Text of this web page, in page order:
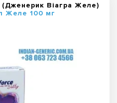
(Дженерик Віагра Желе)
Желе 100 мг